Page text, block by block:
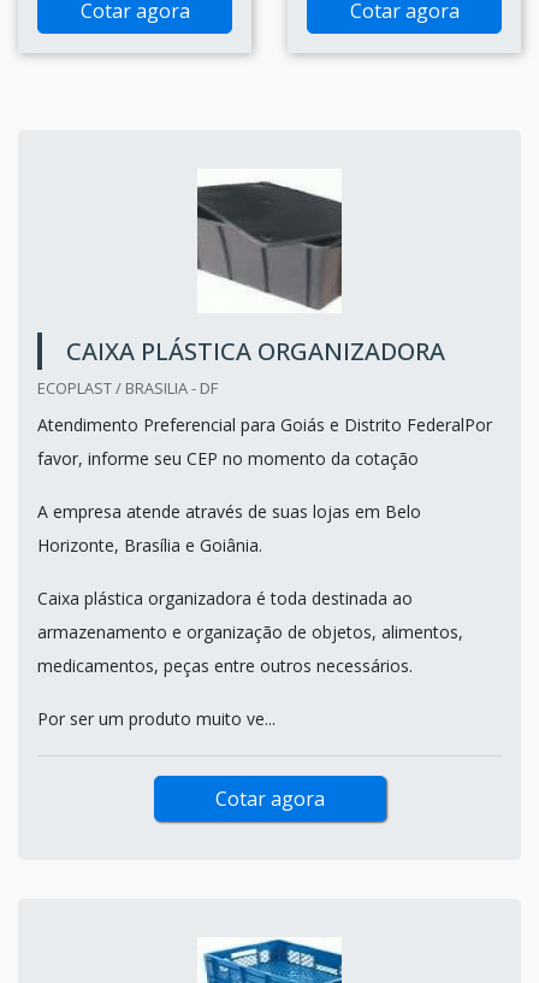
Cotar agora Cotar agora
CAIXA PLÁSTICA ORGANIZADORA
ECOPLAST / BRASILIA - DF
Atendimento Preferencial para Goiás e Distrito FederalPor
favor, informe seu CEP no momento da cotação
A empresa atende através de suas lojas em Belo
Horizonte, Brasília e Goiânia.
Caixa plástica organizadora é toda destinada ao
armazenamento e organização de objetos, alimentos,
medicamentos, peças entre outros necessários.
Por ser um produto muito ve...
Cotar agora